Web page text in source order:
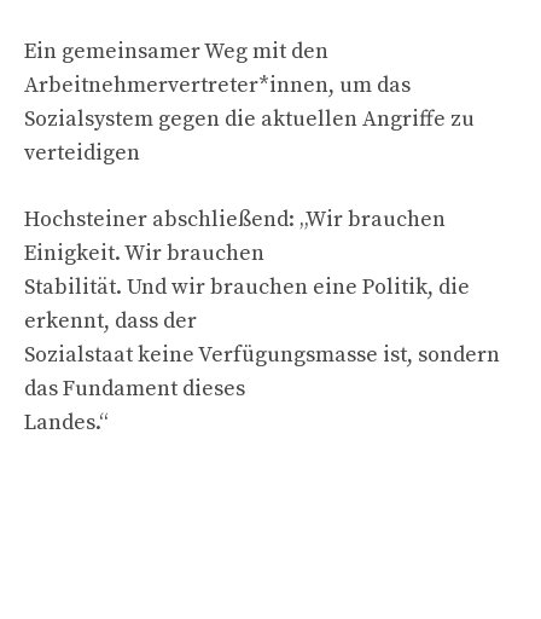
Ein gemeinsamer Weg mit den
Arbeitnehmervertreter*innen, um das
Sozialsystem gegen die aktuellen Angriffe zu
verteidigen
Hochsteiner abschließend: „Wir brauchen
Einigkeit. Wir brauchen
Stabilität. Und wir brauchen eine Politik, die
erkennt, dass der
Sozialstaat keine Verfügungsmasse ist, sondern
das Fundament dieses
Landes.“